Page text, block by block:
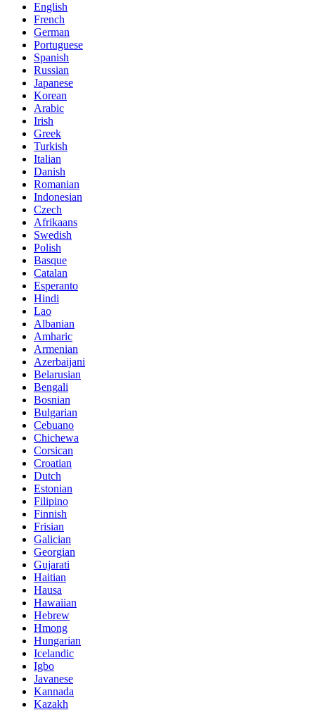
English
French
German
Portuguese
Spanish
Russian
Japanese
Korean
Arabic
Irish
Greek
Turkish
Italian
Danish
Romanian
Indonesian
Czech
Afrikaans
Swedish
Polish
Basque
Catalan
Esperanto
Hindi
Lao
Albanian
Amharic
Armenian
Azerbaijani
Belarusian
Bengali
Bosnian
Bulgarian
Cebuano
Chichewa
Corsican
Croatian
Dutch
Estonian
Filipino
Finnish
Frisian
Galician
Georgian
Gujarati
Haitian
Hausa
Hawaiian
Hebrew
Hmong
Hungarian
Icelandic
Igbo
Javanese
Kannada
Kazakh